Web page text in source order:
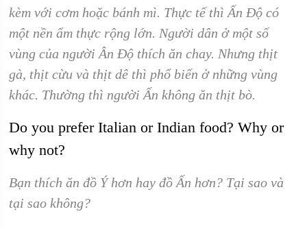
kèm với cơm hoặc bánh mì. Thực tế thì Ấn Độ có
một nền ẩm thực rộng lớn. Người dân ở một số
vùng của người Ân Độ thích ăn chay. Nhưng thịt
gà, thịt cừu và thịt dê thì phổ biến ở những vùng
khác. Thường thì người Ấn không ăn thịt bò.
Do you prefer Italian or Indian food? Why or
why not?
Bạn thích ăn đồ Ý hơn hay đồ Ấn hơn? Tại sao và
tại sao không?